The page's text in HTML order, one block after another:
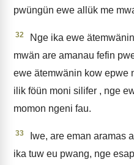
pwüngün ewe allük me
32
Nge ika ewe
mwän are amanau fefin
ewe ätemwänin kow epwe
ilik föün moni silifer , nge
momon ngeni fau.
33
Iwe, are eman aramas
ika tuw eu pwang, nge